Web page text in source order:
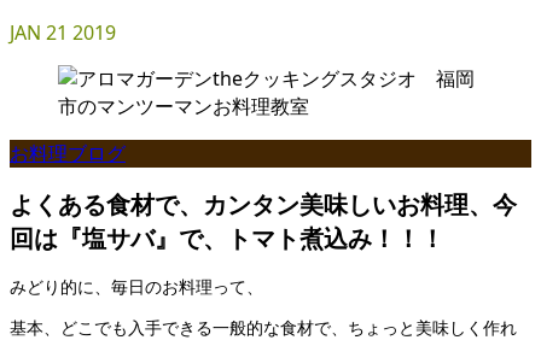
JAN 21 2019
お料理ブログ
よくある食材で、カンタン美味しいお料理、今
回は『塩サバ』で、トマト煮込み！！！
みどり的に、毎日のお料理って、
基本、どこでも入手できる一般的な食材で、ちょっと美味しく作れ